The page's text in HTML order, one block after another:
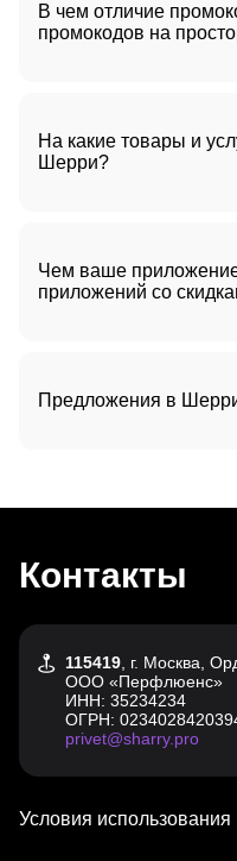
В чем отличие
промокодов на
На какие товары и
Шерри?
Чем ваше приложение
приложений со
Предложения в
Контакты
115419, г. Москва,
ООО «Перфлюенс»
ИНН: 35234234
ОГРН:
privet@sharry.pro
Условия использования